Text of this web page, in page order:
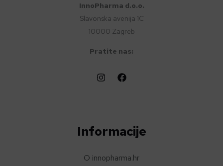
InnoPharma d.o.o.
Slavonska avenija 1C
10000 Zagreb
Pratite nas:
Informacije
O innopharma.hr